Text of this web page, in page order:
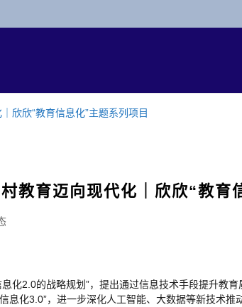
欣欣“教育信息化”主题系列项目
教育迈向现代化｜欣欣“教育
化2.0的战略规划”，提出通过信息技术手段提升教
息化3.0”，进一步深化人工智能、大数据等新技术